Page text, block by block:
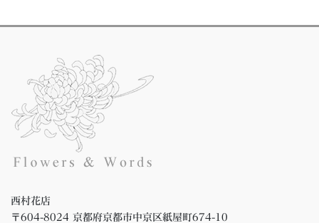
西村花店
〒604-8024 京都府京都市中京区紙屋町674-10